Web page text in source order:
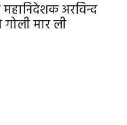
अरविन्द
मार ली